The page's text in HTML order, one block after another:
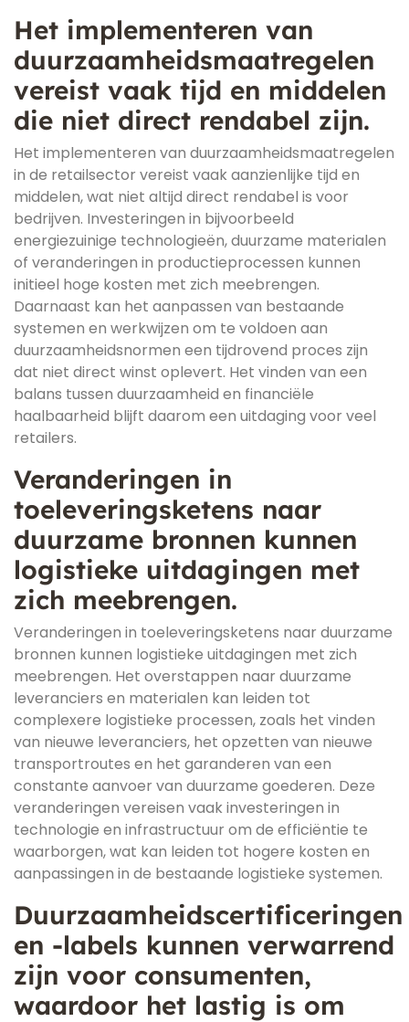
Het implementeren van
duurzaamheidsmaatregelen
vereist vaak tijd en middelen
die niet direct rendabel zijn.
Het implementeren van duurzaamheidsmaatregelen
in de retailsector vereist vaak aanzienlijke tijd en
middelen, wat niet altijd direct rendabel is voor
bedrijven. Investeringen in bijvoorbeeld
energiezuinige technologieën, duurzame materialen
of veranderingen in productieprocessen kunnen
initieel hoge kosten met zich meebrengen.
Daarnaast kan het aanpassen van bestaande
systemen en werkwijzen om te voldoen aan
duurzaamheidsnormen een tijdrovend proces zijn
dat niet direct winst oplevert. Het vinden van een
balans tussen duurzaamheid en financiële
haalbaarheid blijft daarom een uitdaging voor veel
retailers.
Veranderingen in
toeleveringsketens naar
duurzame bronnen kunnen
logistieke uitdagingen met
zich meebrengen.
Veranderingen in toeleveringsketens naar duurzame
bronnen kunnen logistieke uitdagingen met zich
meebrengen. Het overstappen naar duurzame
leveranciers en materialen kan leiden tot
complexere logistieke processen, zoals het vinden
van nieuwe leveranciers, het opzetten van nieuwe
transportroutes en het garanderen van een
constante aanvoer van duurzame goederen. Deze
veranderingen vereisen vaak investeringen in
technologie en infrastructuur om de efficiëntie te
waarborgen, wat kan leiden tot hogere kosten en
aanpassingen in de bestaande logistieke systemen.
Duurzaamheidscertificeringen
en -labels kunnen verwarrend
zijn voor consumenten,
waardoor het lastig is om